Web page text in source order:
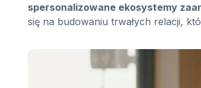
spersonalizowane ekosystemy
się na budowaniu trwałych relacji,